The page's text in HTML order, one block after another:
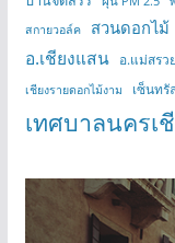
สกายวอล์ค สวนดอกไม้
อ.เชียงแสน อ.แม่สรวย
เชียงรายดอกไม้งาม เซ็นทรั
เทศบาลนครเ